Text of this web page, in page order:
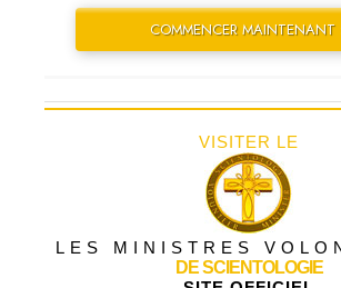
COMMENCER MAINTENANT
VISITER LE
LES MINISTRES
DE SCIENTOLOGIE